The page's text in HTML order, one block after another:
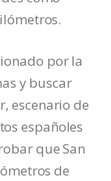
por la
y buscar
escenario de
españoles
que San
de